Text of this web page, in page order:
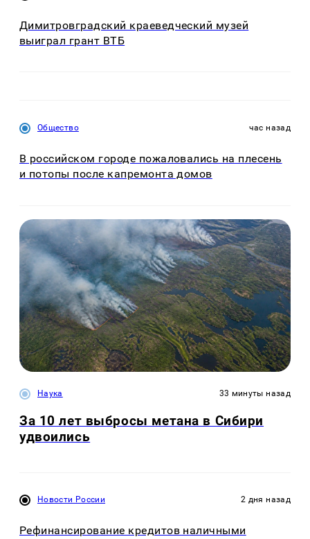
Димитровградский краеведческий музей
выиграл грант ВТБ
Общество час назад
В российском городе пожаловались на плесень
и потопы после капремонта домов
Наука 33 минуты назад
За 10 лет выбросы метана в Сибири
удвоились
Новости России 2 дня назад
Рефинансирование кредитов наличными